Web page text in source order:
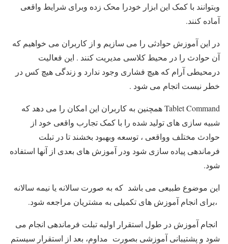
وبتوانند با کمک این ابزار خودرا محک زده وبرای شرایط واقعی
آماده کنند.
در این آموزش حوادثی را می سازیم و از کاربران می خواهیم که
آن حوادث را در محیط کلاسی مدیریت کنند . این فعالیت
درمحیطی آرام که هیچ فشاری وجود ندارد و زندگی هیچ کس در
خطر نیست اتجام می شود .
Tablet Command همچنین به کاربران این امکان را می دهد که
شبیه سازی های تولید شده را با کمک تجارب واقعی خود از
حوادث مختلف وواقعی ، توسعه وبهبود بخشند تا در تبلت
فرماندهی پیاده سازی شود ودر آموزش های بعدی از آنها استفاده
شود.
این موضوع طبیعی می باشد که به صورت سالانه یا نیمه سالانه
،برای انجام آموزش های تکمیلی به مشتریان مراجعه شود.
انجام آموزش در طول استقرار اولیه تبلت فرماندهی انجام می
شود و پشتیبانی آموزشی بصورت مداوم، بعد از استقرار سیستم